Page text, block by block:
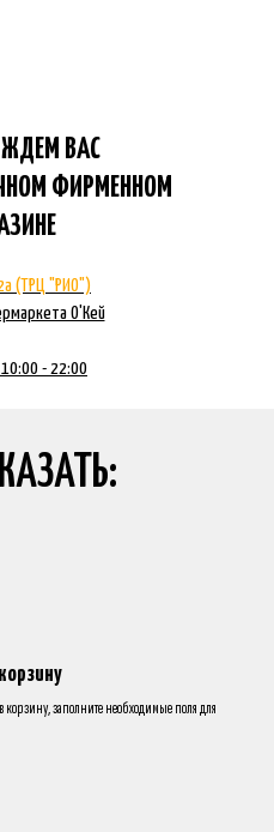
ВАС
ФИРМЕННОМ
(ТРЦ "РИО")
О'Кей
- 22:00
корзину, заполните необходимые поля для